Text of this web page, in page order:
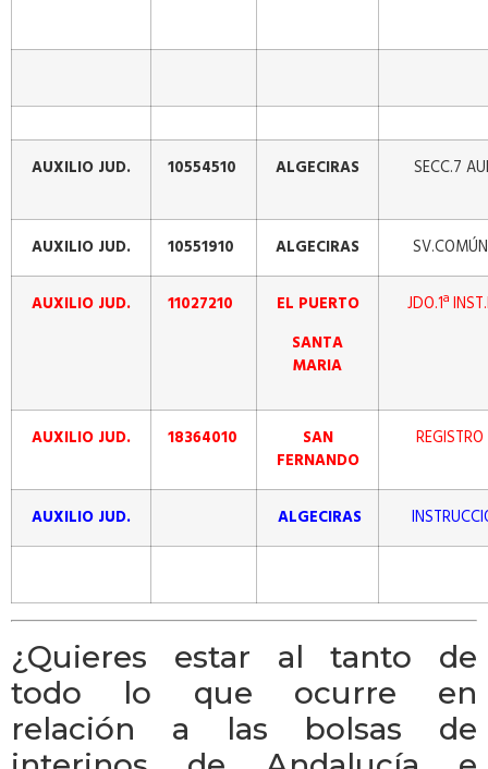
AUXILIO JUD. 10554510 ALGECIRAS SECC.7
AUXILIO JUD. 10551910 ALGECIRAS
AUXILIO JUD. 11027210
EL PUERTO
SANTA
MARIA
JDO.1ª
AUXILIO JUD. 18364010
SAN
FERNANDO
AUXILIO JUD. ALGECIRAS
¿Quieres estar al tanto de
todo lo que ocurre en
relación a las bolsas de